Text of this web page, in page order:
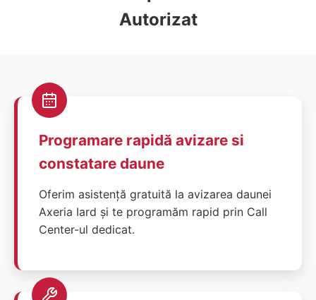
Autorizat
Programare rapidă avizare si
constatare daune
Oferim asistență gratuită la avizarea daunei
Axeria Iard și te programăm rapid prin Call
Center-ul dedicat.